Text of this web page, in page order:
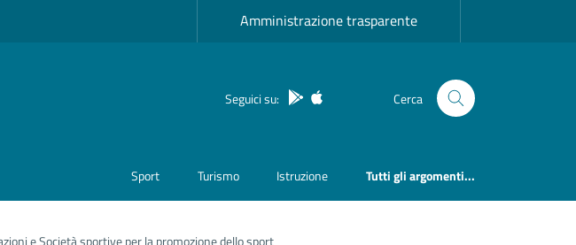
Amministrazione trasparente
Seguici su: App Android
App IOS Cerca
Sport Turismo Istruzione Tutti gli argomenti...